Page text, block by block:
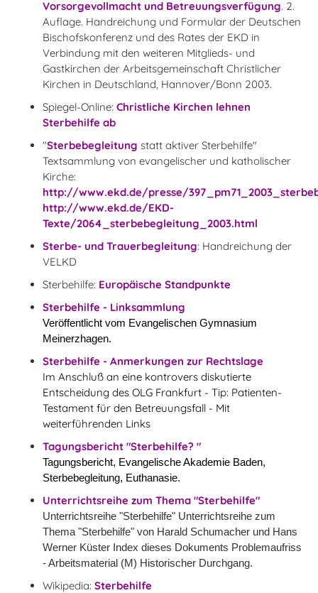
Vorsorgevollmacht und Betreuungsverfügung. 2.
Auflage. Handreichung und Formular der Deutschen
Bischofskonferenz und des Rates der EKD in
Verbindung mit den weiteren Mitglieds- und
Gastkirchen der Arbeitsgemeinschaft Christlicher
Kirchen in Deutschland, Hannover/Bonn 2003.
Spiegel-Online: Christliche Kirchen lehnen
Sterbehilfe ab
"Sterbebegleitung statt aktiver Sterbehilfe"
Textsammlung von evangelischer und katholischer
Kirche:
http://www.ekd.de/presse/
http://www.ekd.de/EKD-
Texte/2064_sterbebegleitung_2003.html
Sterbe- und Trauerbegleitung: Handreichung der
VELKD
Sterbehilfe: Europäische Standpunkte
Sterbehilfe - Linksammlung
Veröffentlicht vom Evangelischen Gymnasium
Meinerzhagen.
Sterbehilfe - Anmerkungen zur Rechtslage
Im Anschluß an eine kontrovers diskutierte
Entscheidung des OLG Frankfurt - Tip: Patienten-
Testament für den Betreuungsfall - Mit
weiterführenden Links
Tagungsbericht "Sterbehilfe? "
Tagungsbericht, Evangelische Akademie Baden,
Sterbebegleitung, Euthanasie.
Unterrichtsreihe zum Thema "Sterbehilfe"
Unterrichtsreihe "Sterbehilfe" Unterrichtsreihe zum
Thema "Sterbehilfe" von Harald Schumacher und Hans
Werner Küster Index dieses Dokuments Problemaufriss
- Arbeitsmaterial (M) Historischer Durchgang.
Wikipedia: Sterbehilfe